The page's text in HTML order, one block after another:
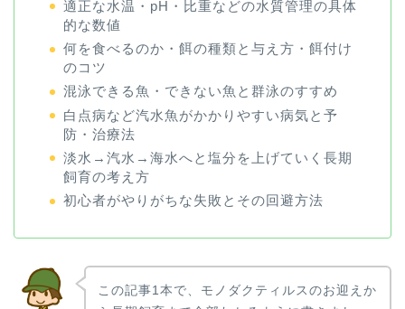
適正な水温・pH・比重などの水質管理の具体
的な数値
何を食べるのか・餌の種類と与え方・餌付け
のコツ
混泳できる魚・できない魚と群泳のすすめ
白点病など汽水魚がかかりやすい病気と予
防・治療法
淡水→汽水→海水へと塩分を上げていく長期
飼育の考え方
初心者がやりがちな失敗とその回避方法
この記事1本で、モノダクティルスのお迎えか